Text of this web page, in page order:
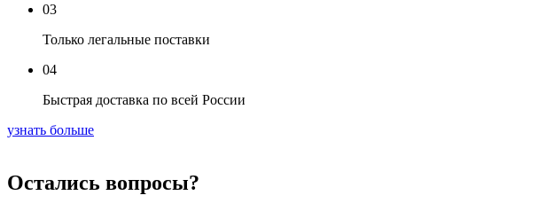
03
Только легальные поставки
04
Быстрая доставка по всей России
узнать больше
Остались вопросы?